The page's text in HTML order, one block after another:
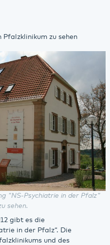
zu sehen
"NS-Psychiatrie in der Pfalz"
sehen.
gibt es die
in der Pfalz“. Die
und des